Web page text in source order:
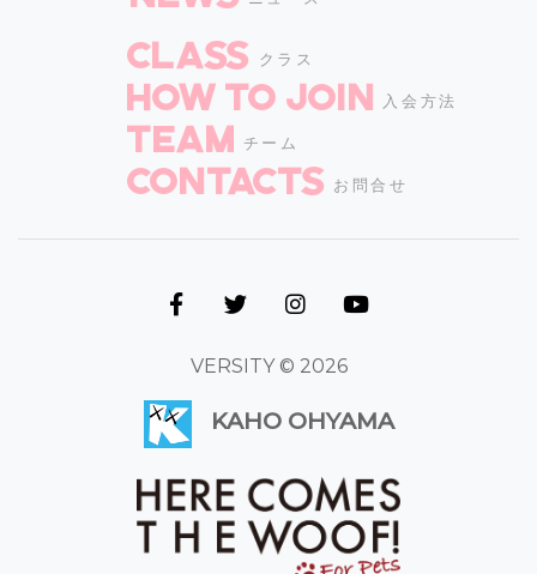
CLASS クラス
How to join 入会方法
TEAM チーム
CONTACTS お問合せ
VERSITY © 2026
KAHO OHYAMA